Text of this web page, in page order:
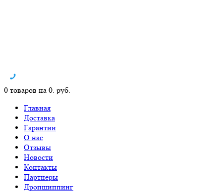
0 товаров на 0. руб.
Главная
Доставка
Гарантии
О нас
Отзывы
Новости
Контакты
Партнеры
Дропшиппинг